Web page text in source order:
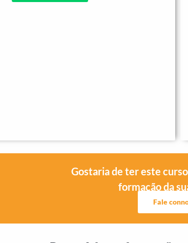
Gostaria de ter este
formação da
Fale